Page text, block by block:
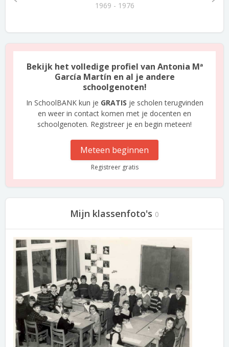
1969 - 1976
Bekijk het volledige profiel van Antonia Mª
García Martín en al je andere
schoolgenoten!
In SchoolBANK kun je GRATIS je scholen terugvinden
en weer in contact komen met je docenten en
schoolgenoten. Registreer je en begin meteen!
Meteen beginnen
Registreer gratis
Mijn klassenfoto's 0